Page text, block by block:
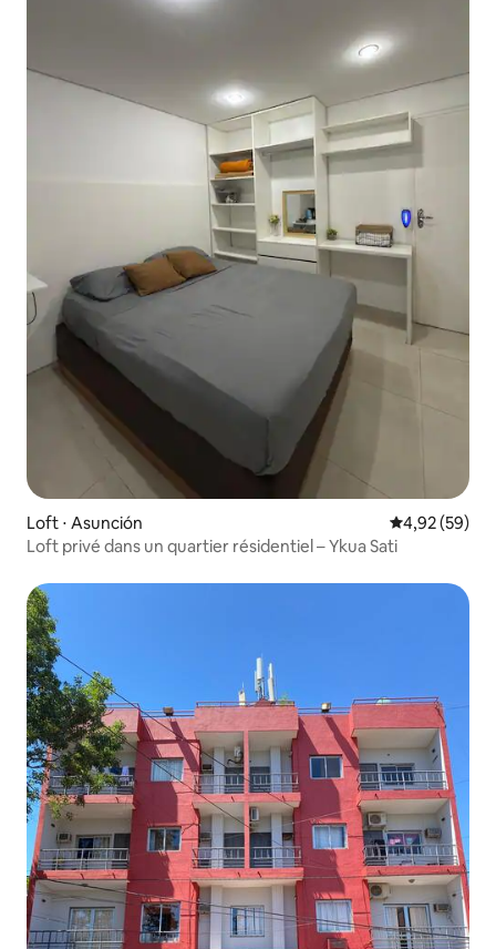
Loft ⋅ Asunción Évaluation
4,92 (59)
Loft privé dans un quartier résidentiel – Ykua Sati